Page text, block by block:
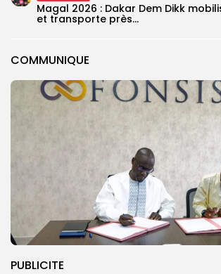
COMMUNIQUE
PUBLICITE
Magal 2026 : Dakar Dem Dikk
et transporte près...